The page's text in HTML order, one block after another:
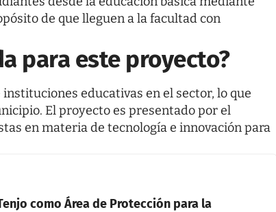
de que lleguen a la facultad con
para este proyecto?
educativas en el sector, lo que
El proyecto es presentado por el
en materia de tecnología e innovación para
como Área de Protección para la